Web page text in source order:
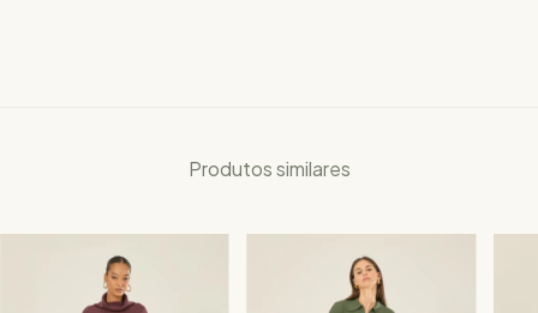
Produtos similares